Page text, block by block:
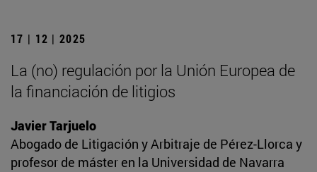
17 | 12 | 2025
La (no) regulación por la Unión Europea de
la financiación de litigios
Javier Tarjuelo
Abogado de Litigación y Arbitraje de Pérez-Llorca y
profesor de máster en la Universidad de Navarra